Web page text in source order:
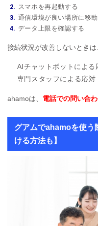
スマホを再起動する
通信環境が良い場所に移
データ上限を確認する
接続状況が改善しないときは
AIチャットボットによ
専門スタッフによる応
ahamoは、 電話での問い合
グアムでahamoを使う
ける方法も】